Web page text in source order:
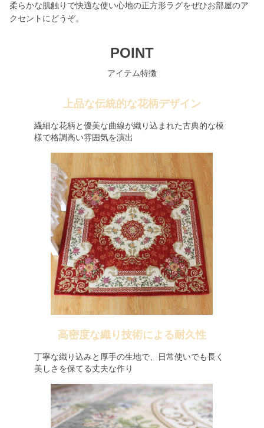
柔らかな肌触りで快適な使い心地の正方形ラグをぜひお部屋のア
クセントにどうぞ。
POINT
アイテム特徴
上品な伝統的な花柄デザイン
繊細な花柄と優美な曲線が織り込まれた古典的な模
様で格調高い雰囲気を演出
高密度な織り技術による耐久性
丁寧な織り込みと厚手の生地で、日常使いでも長く
美しさを保てる丈夫な作り